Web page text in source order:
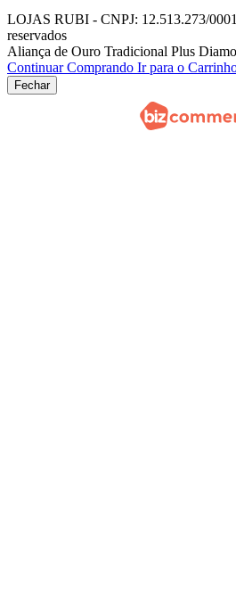
LOJAS RUBI - CNPJ: 12.513.273/
reservados
Aliança de Ouro Tradicional Plus
Continuar Comprando Ir para o
Fechar